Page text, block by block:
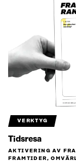
VERKTYG
Tidsresa
AKTIVERING AV
FRAMTIDER,